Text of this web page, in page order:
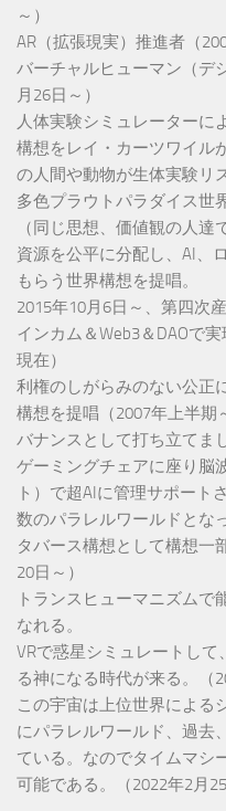
～）
AR（拡張現実）推進者（
バーチャルヒューマン（デ
月26日～）
人体実験シミュレーターに
構想をレイ・カーツワイル
の人間や動物が生体実験リ
多色プラウトパラダイス世
（同じ思想、価値観の人達
資源を公平に分配し、AI、
もらう世界構想を提唱。
2015年10月6日～、第四次
インカム＆Web3＆DAOで
現在）
利権のしがらみのない公正
構想を提唱（2007年上半期
バナンスとして打ち立てま
ゲーミングチェアに座り脳
ト）で超AIに管理サポート
数のパラレルワールドとな
タバース構想として構想
20日～）
トランスヒューマニズムで
なれる。
VRで惑星シミュレートし
る神になる時代が来る。（
この宇宙は上位世界による
にパラレルワールド、過去
ている。なのでタイムマシ
可能である。（2022年2月25